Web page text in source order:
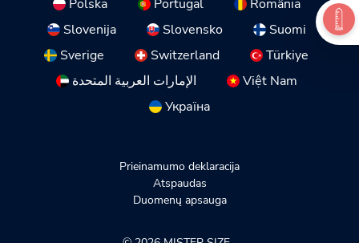
Polska
Portugal
România
Slovenija
Slovensko
Suomi
Sverige
Switzerland
Türkiye
الإمارات العربية المتحدة
Việt Nam
Україна
Prieinamumo deklaracija
Atspaudas
Duomenų apsauga